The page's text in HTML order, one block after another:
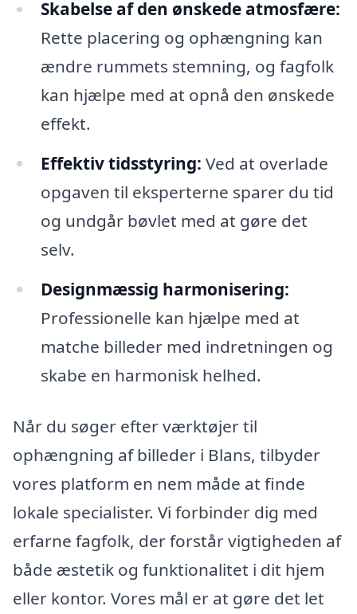
Skabelse af den ønskede atmosfære:
Rette placering og ophængning kan
ændre rummets stemning, og fagfolk
kan hjælpe med at opnå den ønskede
effekt.
Effektiv tidsstyring: Ved at overlade
opgaven til eksperterne sparer du tid
og undgår bøvlet med at gøre det
selv.
Designmæssig harmonisering:
Professionelle kan hjælpe med at
matche billeder med indretningen og
skabe en harmonisk helhed.
Når du søger efter værktøjer til
ophængning af billeder i Blans, tilbyder
vores platform en nem måde at finde
lokale specialister. Vi forbinder dig med
erfarne fagfolk, der forstår vigtigheden af
både æstetik og funktionalitet i dit hjem
eller kontor. Vores mål er at gøre det let